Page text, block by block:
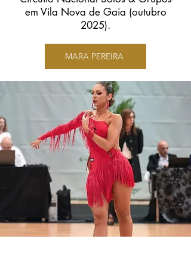
em Vila Nova de Gaia (outubro
2025).
MARA PEREIRA